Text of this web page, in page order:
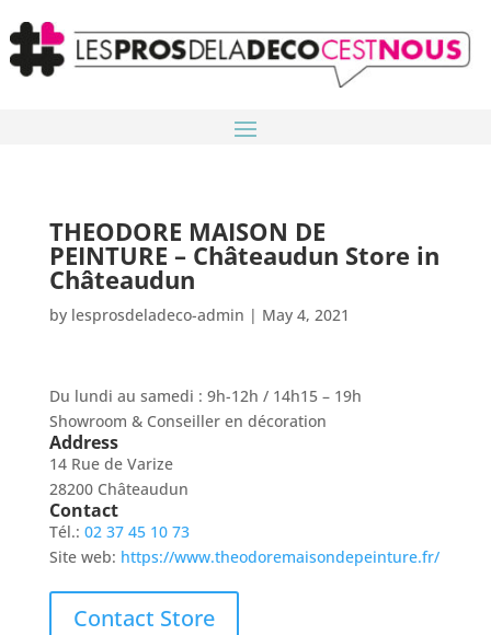
THEODORE MAISON DE
PEINTURE – Châteaudun Store in
Châteaudun
by lesprosdeladeco-admin | May 4, 2021
Du lundi au samedi : 9h-12h / 14h15 – 19h
Showroom & Conseiller en décoration
Address
14 Rue de Varize
28200 Châteaudun
Contact
Tél.: 02 37 45 10 73
Site web: https://www.theodoremaisondepeinture.fr/
Contact Store